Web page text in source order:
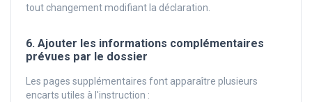
tout changement modifiant la déclaration.
6. Ajouter les informations complémentaires
prévues par le dossier
Les pages supplémentaires font apparaître plusieurs
encarts utiles à l'instruction :